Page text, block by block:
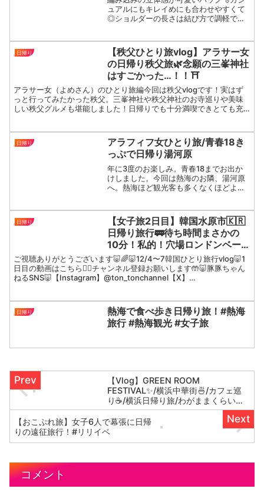
ュアルにもキレイめにも合わせやすくて
◎ショルダーの長さは結び方で調軽でき
デに、さりげなく映える上質バッグ。本
当におすすめです！＃レザ...
日帰り
【秩父ひとり旅vlog】アラサー女
の日帰り秩父旅🌿念願の三峯神社
はすごかった…！！⛩️
アラサー女（よめさん）のひとり旅編今回は秩父vlogです！実はず
っと行ってみたかった秩父。三峯神社や秩父神社のお寺巡りや美味
しい秩父グルメも堪能しました！日帰りでも十分満喫できとても充
日帰り
アラフィフ女ひとり旅/青春18き
っぷで日帰り湯河原
年に3度のお楽しみ。青春18までお出か
けしました。今回は熱海のお隣、湯河原
へ。熱海ほど観光客も多くなくほどよく
た。…熱海の賑やかさは、アラフィフに
はもうしんどいのかもしれ...
日帰り
【女子旅2日目】韓国水原市🇰🇷
日帰り旅行🚃待ち時間まさかの
10分！私的！穴場ロンドンベー
グル発見！世界遺産を眺めれるカ
フェ/ちいかわコラボ【ひとり旅2
日目】
ご視聴ありがとうございます🐷🌈🐷12/4〜7韓国ひとり旅行vlog🐷1
日目の動画はこちら💁‍♀️チャンネル登録お願いします🤲🐷豚豚ちゃん
ねるSNS🐷【Instagram】@ton_tonchannel【X】
日帰り
熱海で食べ歩き日帰り旅！#熱海
旅行 #熱海観光 #女子旅
【Vlog】GREEN ROOM
FESTIVAL✨/横浜中華街🍜/カフェ巡
り☕/横浜日帰り旅/わがままくらいが
ちょうどいい😆
【おこぷれ旅】女子6人で幕張に日帰
りの遠征旅行！#リリイベ
コメント